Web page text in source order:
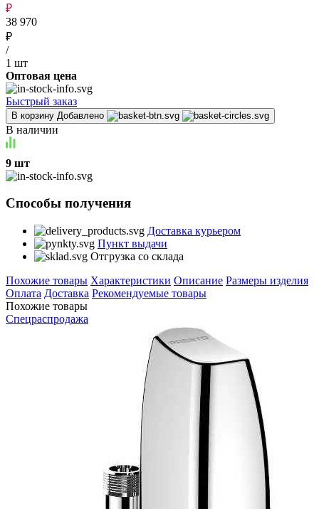
₽
38 970
₽
/
1 шт
Оптовая цена
Быстрый заказ
В корзину Добавлено
В наличии
9 шт
Способы получения
Доставка курьером
Пункт выдачи
Отгрузка со склада
Похожие товары Характеристики Описание Размеры изделия
Оплата Доставка Рекомендуемые товары
Похожие товары
Спецраспродажа